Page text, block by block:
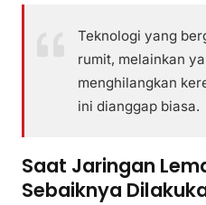
Teknologi yang
rumit, melainkan
menghilangkan
ini dianggap biasa.
Saat Jaringan
Sebaiknya